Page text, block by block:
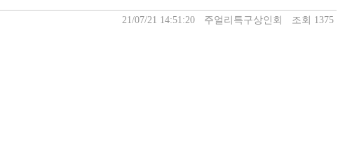
21/07/21 14:51:20 주얼리특구상인회 조회 1375